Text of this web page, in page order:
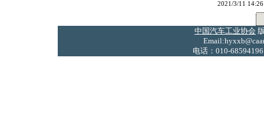
2021/3/11
中国汽车工业协会
电话：010-